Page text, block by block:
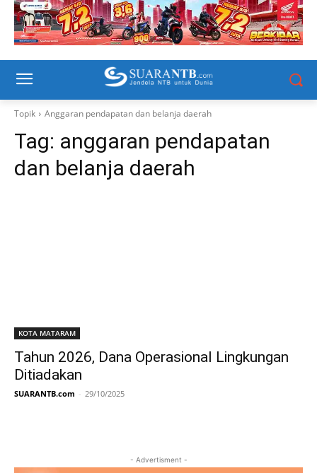
Topik Anggaran pendapatan dan belanja daerah
Tag: anggaran pendapatan
dan belanja daerah
KOTA MATARAM
Tahun 2026, Dana Operasional Lingkungan
Ditiadakan
SUARANTB.com - 29/10/2025
- Advertisment -